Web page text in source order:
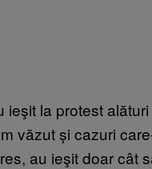
ieşit la protest
văzut și cazuri
au ieşit doar cât